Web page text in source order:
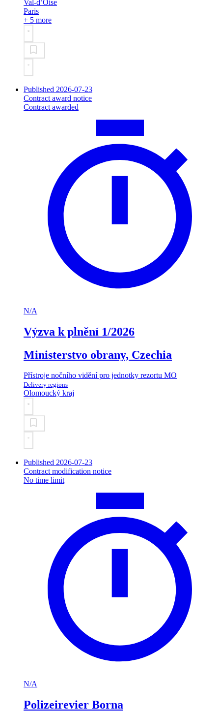
Val-d’Oise
Paris
+ 5 more
Published 2026-07-23
Contract award notice
Contract awarded
N/A
Výzva k plnění 1/2026
Ministerstvo obrany, Czechia
Přístroje nočního vidění pro jednotky rezortu MO
Delivery regions
Olomoucký kraj
Published 2026-07-23
Contract modification notice
No time limit
N/A
Polizeirevier Borna